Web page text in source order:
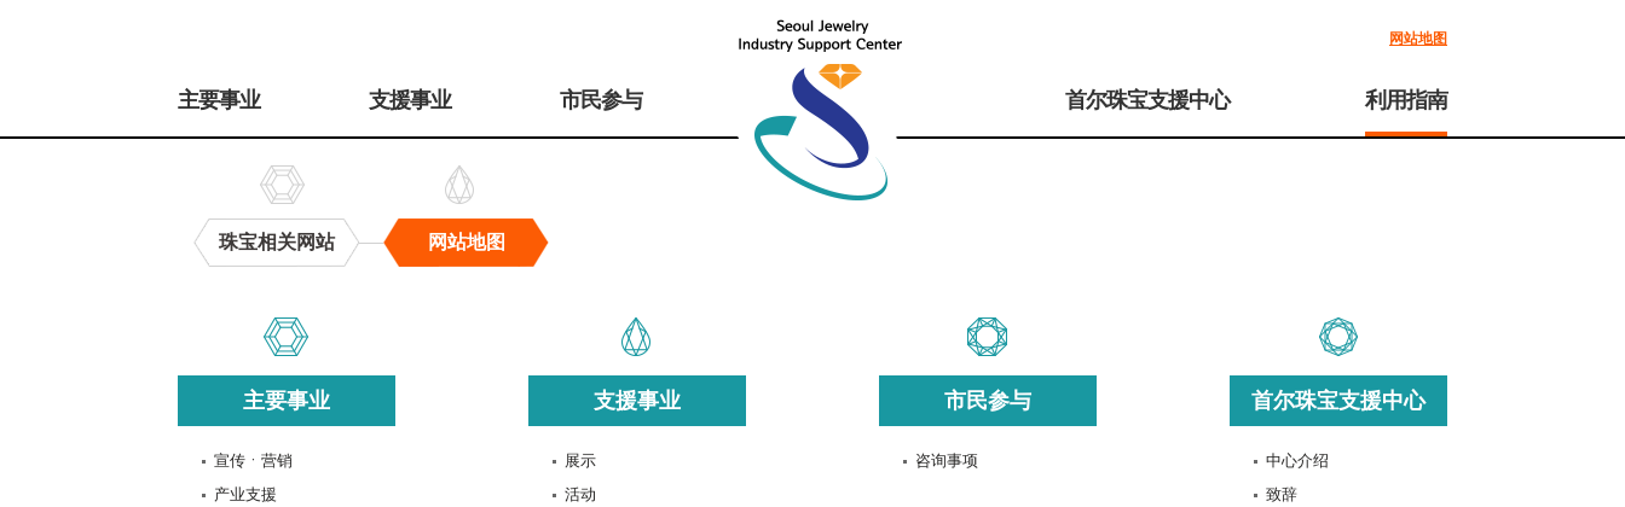
网站地图
메
主要事业 支援事业 市民参与 首尔珠宝支援中心 利用指南
珠宝相关网站 网站地图
主要事业
宣传ㆍ营销
产业支援
支援事业
展示
活动
市民参与
咨询事项
首尔珠宝支援中心
中心介绍
致辞